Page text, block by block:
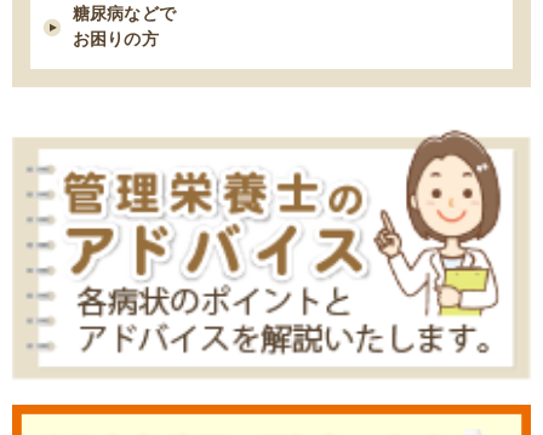
糖尿病性腎症を進行させないための食事療法
糖尿病などで
お困りの方